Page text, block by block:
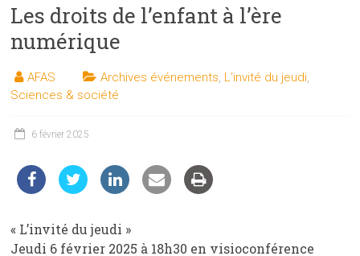
les
sciences
et
les
techniques
du
Les droits de l’enfant à l’ère
numérique
AFAS Archives événements L'invité du jeudi
Sciences & société
6 février 2025
« L’invité du jeudi »
Jeudi 6 février 2025 à 18h30 en visioconférence